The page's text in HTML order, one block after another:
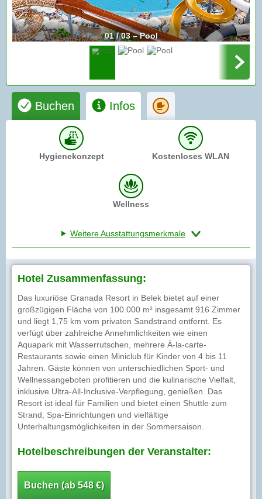
01 / 03 – Pool
Buchen Infos
Hygienekonzept Kostenloses WLAN
Wellness
Weitere Ausstattungsmerkmale
Hotel Zusammenfassung:
Das luxuriöse Granada Resort in Belek bietet auf einer
großzügigen Fläche von 100.000 m² insgesamt 916 Zimmer
und liegt 1,75 km vom privaten Sandstrand entfernt. Es
verfügt über zahlreiche Annehmlichkeiten wie einen
Aquapark mit Wasserrutschen, mehrere À-la-carte-
Restaurants sowie einen Miniclub für Kinder von 4 bis 11
Jahren. Gäste können von unterschiedlichen Sport- und
Wellnessangeboten profitieren und die kulinarische Vielfalt,
inklusive Ultra-All-Inclusive-Verpflegung, genießen. Das
Resort ist ideal für Familien und bietet einen Shuttle zum
Strand, Spa-Einrichtungen und vielfältige
Unterhaltungsmöglichkeiten in der Sommersaison.
Hotelbeschreibungen der Veranstalter:
Buchen (ab 548 €)